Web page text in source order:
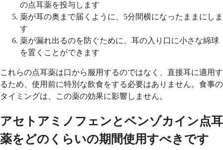
の点耳薬を投与します
薬が耳の奥まで届くように、5分間横になったままにしま
す
薬が漏れ出るのを防ぐために、耳の入り口に小さな綿球
を置くことができます
これらの点耳薬は口から服用するのではなく、直接耳に適用す
るため、使用前に特別な飲食をする必要はありません。食事の
タイミングは、この薬の効果に影響しません。
アセトアミノフェンとベンゾカイン点耳
薬をどのくらいの期間使用すべきです